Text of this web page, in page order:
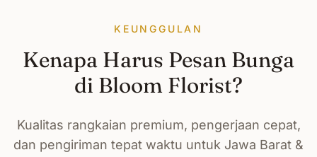
KEUNGGULAN
Kenapa Harus Pesan Bunga
di Bloom Florist?
Kualitas rangkaian premium, pengerjaan cepat,
dan pengiriman tepat waktu untuk Jawa Barat &